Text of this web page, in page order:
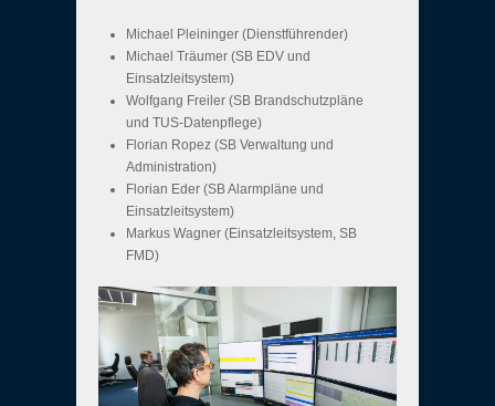
Michael Pleininger (Dienstführender)
Michael Träumer (SB EDV und
Einsatzleitsystem)
Wolfgang Freiler (SB Brandschutzpläne
und TUS-Datenpflege)
Florian Ropez (SB Verwaltung und
Administration)
Florian Eder (SB Alarmpläne und
Einsatzleitsystem)
Markus Wagner (Einsatzleitsystem, SB
FMD)